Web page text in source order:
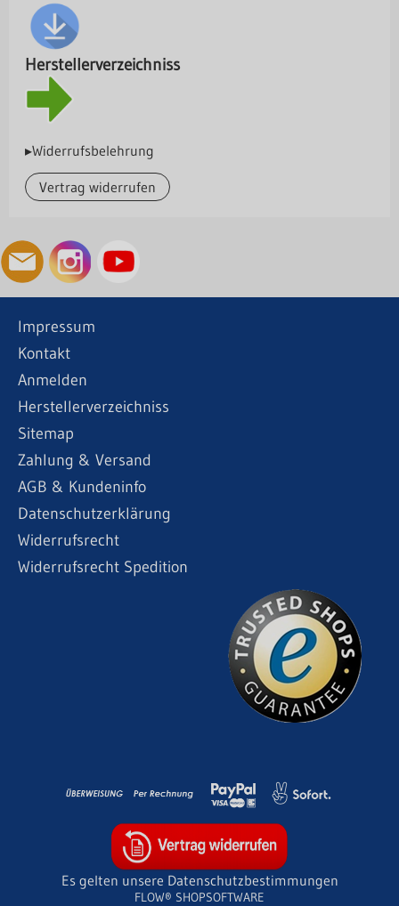
Herstellerverzeichniss
▸Widerrufsbelehrung
Vertrag widerrufen
Impressum
Kontakt
Anmelden
Herstellerverzeichniss
Sitemap
Zahlung & Versand
AGB & Kundeninfo
Datenschutzerklärung
Widerrufsrecht
Widerrufsrecht Spedition
Es gelten unsere Datenschutzbestimmungen
FLOW® SHOPSOFTWARE